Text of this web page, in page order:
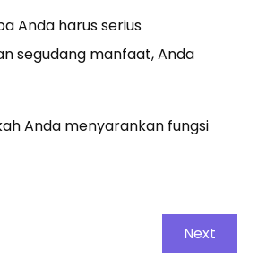
Anda harus serius
segudang manfaat, Anda
Anda menyarankan fungsi
Next